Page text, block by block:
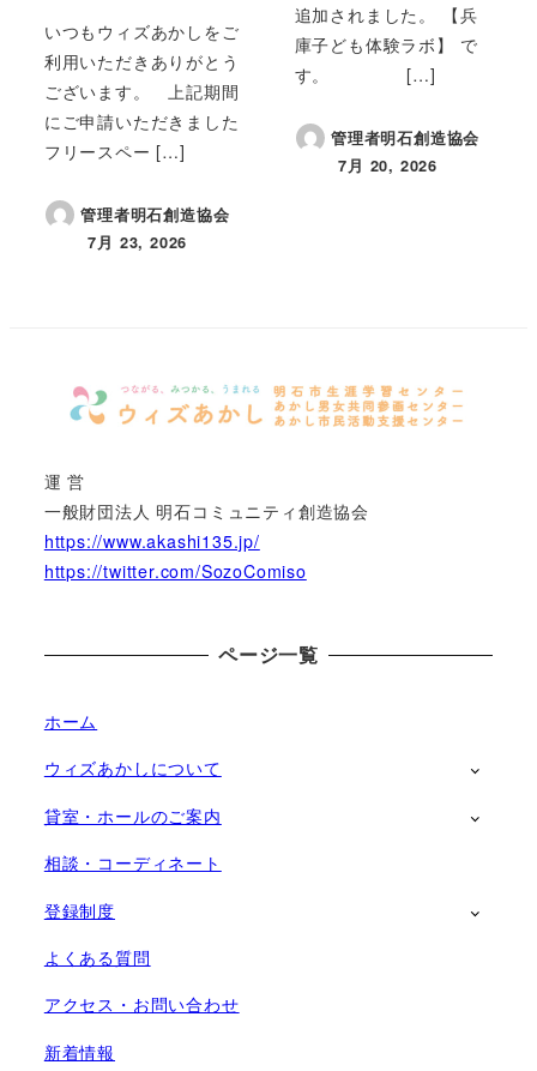
いつもウィズあかしをご
利用いただきありがとう
ございます。 上記期間
にご申請いただきました
フリースペー […]
管理者明石創造協会
投稿日
7月 23, 2026
追加されました。 【兵
庫子ども体験ラボ】 で
す。 […]
管理者明石創造協会
投稿日
7月 20, 2026
運 営
一般財団法人 明石コミュニティ創造協会
https://www.akashi135.jp/
https://twitter.com/SozoComiso
ページ一覧
ホーム
ウィズあかしについて
貸室・ホールのご案内
相談・コーディネート
登録制度
よくある質問
アクセス・お問い合わせ
新着情報